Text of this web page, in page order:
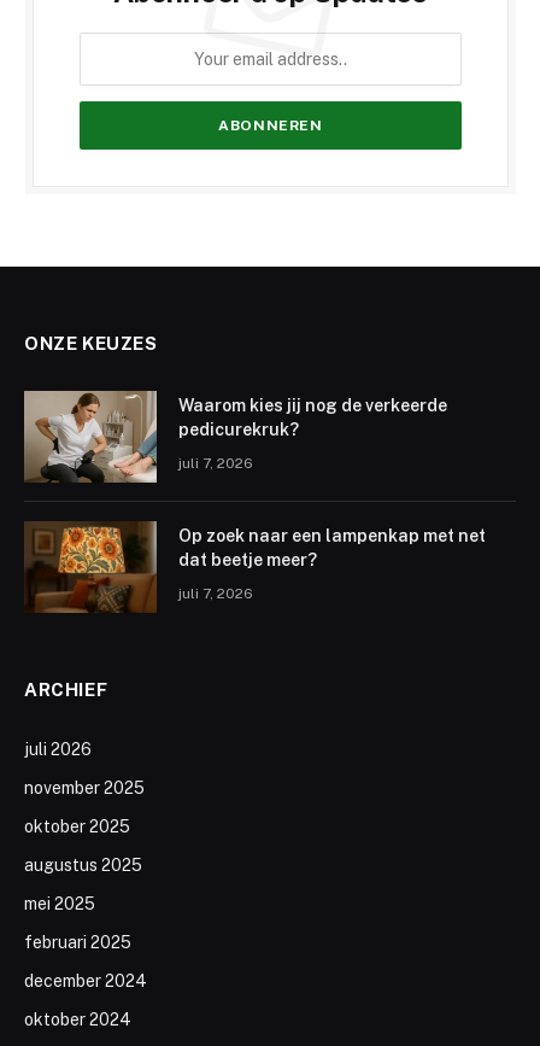
ONZE KEUZES
Waarom kies jij nog de verkeerde
pedicurekruk?
juli 7, 2026
Op zoek naar een lampenkap met net
dat beetje meer?
juli 7, 2026
ARCHIEF
juli 2026
november 2025
oktober 2025
augustus 2025
mei 2025
februari 2025
december 2024
oktober 2024